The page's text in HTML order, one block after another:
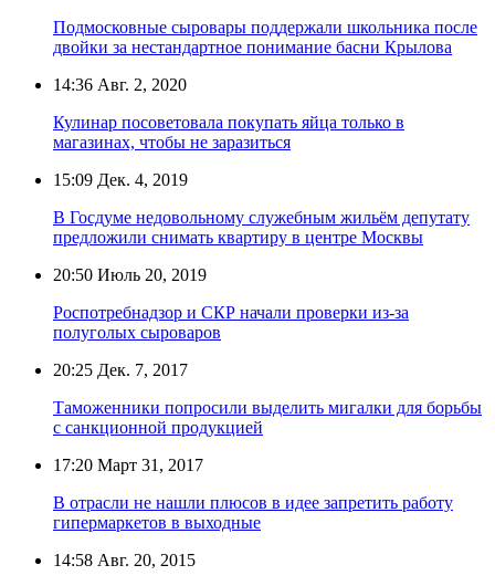
Подмосковные сыровары поддержали школьника после
двойки за нестандартное понимание басни Крылова
14:36 Авг. 2, 2020
Кулинар посоветовала покупать яйца только в
магазинах, чтобы не заразиться
15:09 Дек. 4, 2019
В Госдуме недовольному служебным жильём депутату
предложили снимать квартиру в центре Москвы
20:50 Июль 20, 2019
Роспотребнадзор и СКР начали проверки из-за
полуголых сыроваров
20:25 Дек. 7, 2017
Таможенники попросили выделить мигалки для борьбы
с санкционной продукцией
17:20 Март 31, 2017
В отрасли не нашли плюсов в идее запретить работу
гипермаркетов в выходные
14:58 Авг. 20, 2015